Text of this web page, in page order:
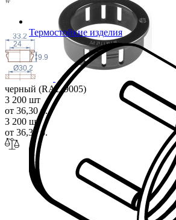
Термостойкие изделия
9.9
Ø30.2
24
33.2
черный (RAL 9005)
3 200 шт
от 36,30 р.
3 200 шт
от 36,30 р.